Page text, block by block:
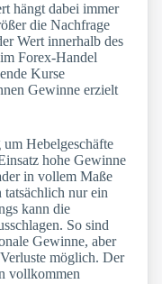
hängt dabei immer
die Nachfrage
Wert innerhalb des
Forex-Handel
Kurse
Gewinne erzielt
Hebelgeschäfte
hohe Gewinne
in vollem Maße
nur ein
kann die
So sind
Gewinne, aber
möglich. Der
vollkommen